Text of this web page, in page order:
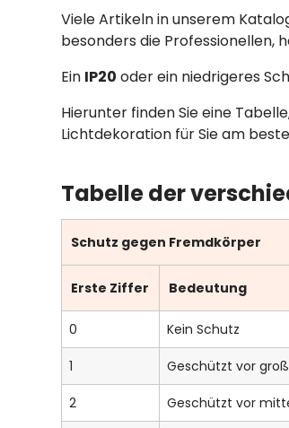
Viele Artikeln in unserem
besonders die Professionellen,
Ein IP20 oder ein niedrigeres
Hierunter finden Sie eine
Lichtdekoration für Sie am
Tabelle der
Schutz gegen Fremdkörper
Erste Ziffer Bedeutung
0 Kein Schutz
1 Geschützt vor
2 Geschützt vor